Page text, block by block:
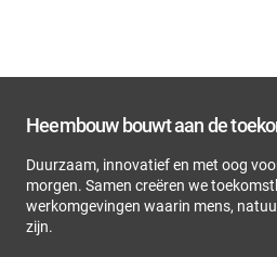
Heembouw bouwt aan de
Duurzaam, innovatief en met oog
morgen. Samen creëren we
werkomgevingen waarin mens,
zijn.